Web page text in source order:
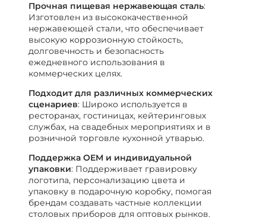
Прочная пищевая нержавеющая сталь:
Изготовлен из высококачественной
нержавеющей стали, что обеспечивает
высокую коррозионную стойкость,
долговечность и безопасность
ежедневного использования в
коммерческих целях.
Подходит для различных коммерческих
сценариев: Широко используется в
ресторанах, гостиницах, кейтеринговых
службах, на свадебных мероприятиях и в
розничной торговле кухонной утварью.
Поддержка OEM и индивидуальной
упаковки: Поддерживает гравировку
логотипа, персонализацию цвета и
упаковку в подарочную коробку, помогая
брендам создавать частные коллекции
столовых приборов для оптовых рынков.